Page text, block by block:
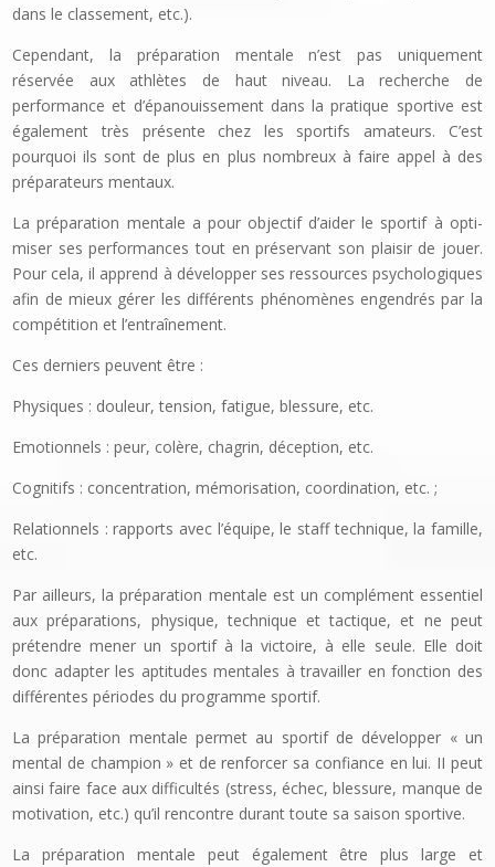
dans le classement, etc.).
Cependant, la préparation mentale n’est pas uniquement
réservée aux athlètes de haut niveau. La recherche de
performance et d’épanouissement dans la pratique sportive est
également très présente chez les sportifs amateurs. C’est
pourquoi ils sont de plus en plus nombreux à faire appel à des
préparateurs mentaux.
La préparation mentale a pour objectif d’aider le sportif à opti­
miser ses performances tout en préservant son plaisir de jouer.
Pour cela, il apprend à développer ses ressources psychologiques
afin de mieux gérer les différents phénomènes engendrés par la
compéti­tion et l’entraînement.
Ces derniers peuvent être :
Physiques : douleur, tension, fatigue, blessure, etc.
Emotionnels : peur, colère, chagrin, déception, etc.
Cognitifs : concentration, mémorisation, coordination, etc. ;
Relationnels : rapports avec l’équipe, le staff technique, la famille,
etc.
Par ailleurs, la préparation mentale est un complément essentiel
aux préparations, physique, technique et tactique, et ne peut
prétendre mener un sportif à la victoire, à elle seule. Elle doit
donc adapter les aptitudes mentales à travailler en fonction des
différentes périodes du programme sportif.
La préparation mentale permet au sportif de développer « un
mental de champion » et de renforcer sa confiance en lui. II peut
ainsi faire face aux difficultés (stress, échec, blessure, manque de
motivation, etc.) qu’il rencontre durant toute sa saison sportive.
La préparation mentale peut également être plus large et